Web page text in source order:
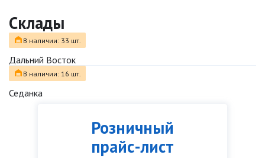
Розничный
прайс-лист
Склады
В наличии: 33 шт.
Дальний Восток
В наличии: 16 шт.
Седанка